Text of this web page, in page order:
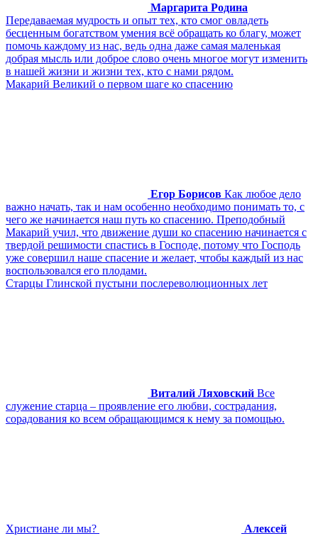
Маргарита Родина
Передаваемая мудрость и опыт тех, кто смог овладеть
бесценным богатством умения всё обращать ко благу, может
помочь каждому из нас, ведь одна даже самая маленькая
добрая мысль или доброе слово очень многое могут изменить
в нашей жизни и жизни тех, кто с нами рядом.
Макарий Великий о первом шаге ко спасению
Егор Борисов Как любое дело
важно начать, так и нам особенно необходимо понимать то, с
чего же начинается наш путь ко спасению. Преподобный
Макарий учил, что движение души ко спасению начинается с
твердой решимости спастись в Господе, потому что Господь
уже совершил наше спасение и желает, чтобы каждый из нас
воспользовался его плодами.
Старцы Глинской пустыни послереволюционных лет
Виталий Ляховский Все
служение старца – проявление его любви, сострадания,
сорадования ко всем обращающимся к нему за помощью.
Христиане ли мы?
Алексей